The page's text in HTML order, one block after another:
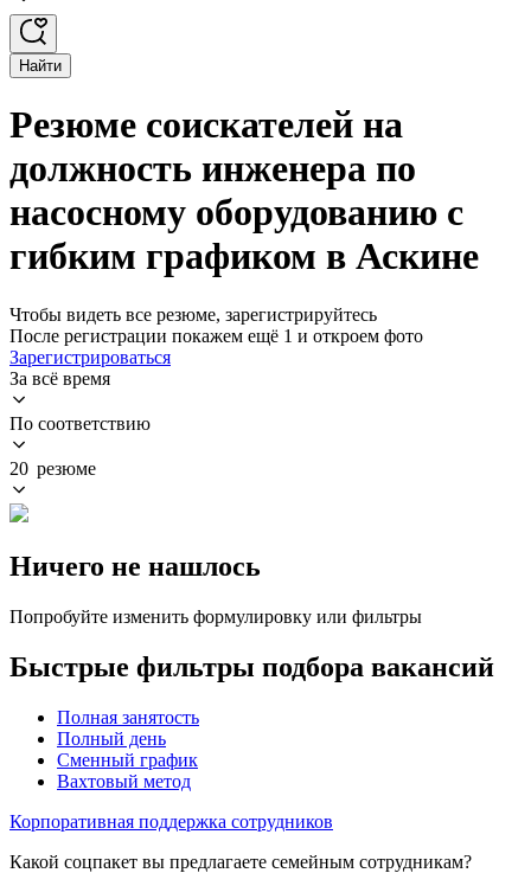
Найти
Резюме соискателей на
должность инженера по
насосному оборудованию с
гибким графиком в Аскине
Чтобы видеть все резюме, зарегистрируйтесь
После регистрации покажем ещё 1 и откроем фото
Зарегистрироваться
За всё время
По соответствию
20 резюме
Ничего не нашлось
Попробуйте изменить формулировку или фильтры
Быстрые фильтры подбора вакансий
Полная занятость
Полный день
Сменный график
Вахтовый метод
Корпоративная поддержка сотрудников
Какой соцпакет вы предлагаете семейным сотрудникам?